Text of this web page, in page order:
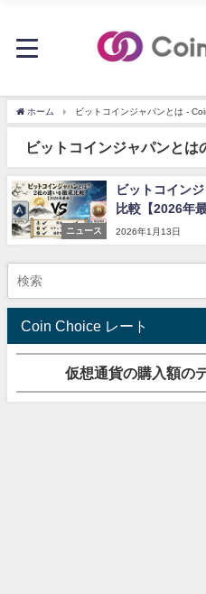
ホーム ビットコインジャパンとは -
ビットコインジャパンとは
ニュース
ビットコイン
比較【2026年最
2026年1月13日
Coin Choice レート
仮想通貨の購入額の